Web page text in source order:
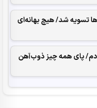
‌تسویه شد/ هیچ بهانه‌ای
پای همه چیز ذوب‌آهن